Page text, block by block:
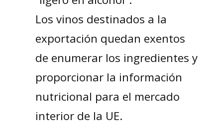
Los vinos destinados a la
exportación quedan exentos
de enumerar los ingredientes y
proporcionar la información
nutricional para el mercado
interior de la UE.